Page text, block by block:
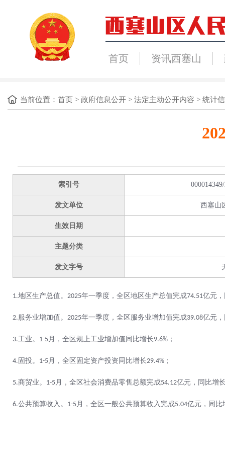
首页 资讯西塞山
当前位置： 首页 > 政府信息公开 > 法定主动公开内容 > 统计
索引号
发文单位 西塞山
生效日期
主题分类
发文字号
1.地区生产总值。 2025年一季度，全区地区生产总值完成74.51亿元
2.服务业增加值。 2025年一季度，全区服务业增加值完成39.08亿元
3.工业。 1-5月，全区规上工业增加值同比增长9.6% ；
4. 固投。 1-5月，全区固定资产投资同比增长29.4% ；
5.商贸业。 1-5月，全区社会消费品零售总额完成54.12亿元，同比增
6.公共预算收入。 1-5月，全区一般公共预算收入完成5.04亿元，同比